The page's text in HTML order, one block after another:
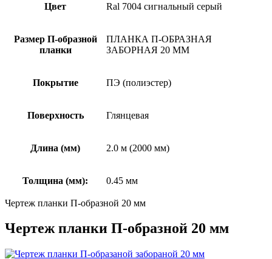
Цвет Ral 7004 сигнальный серый
Размер П-образной
планки
ПЛАНКА П-ОБРАЗНАЯ
ЗАБОРНАЯ 20 ММ
Покрытие ПЭ (полиэстер)
Поверхность Глянцевая
Длина (мм) 2.0 м (2000 мм)
Толщина (мм): 0.45 мм
Чертеж планки П-образной 20 мм
Чертеж планки П-образной 20 мм